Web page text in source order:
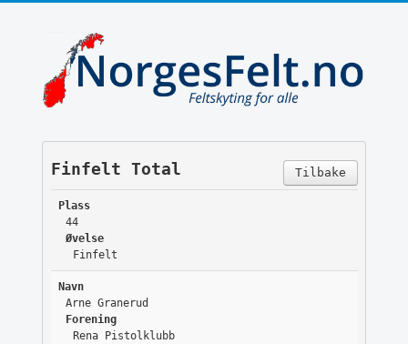
Tilbake
Finfelt Total
Plass
44
Øvelse
Finfelt
Navn
Arne Granerud
Forening
Rena Pistolklubb